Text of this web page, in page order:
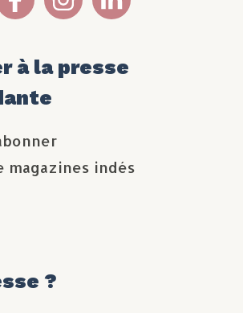
à la presse
magazines indés
?